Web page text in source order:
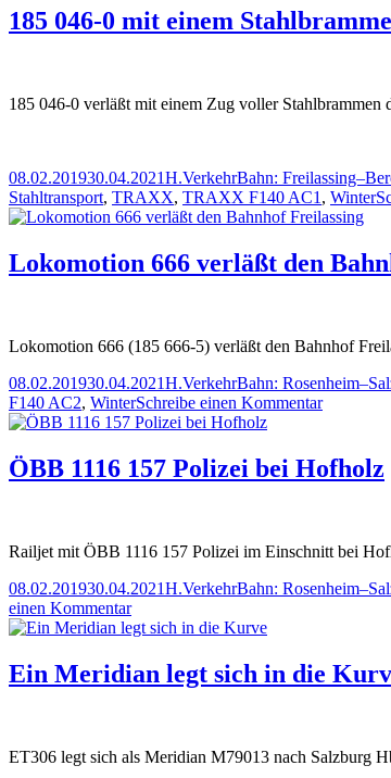
Sonne
schon
…
185 046-0 mit einem
185 046-0 verläßt mit einem Zug voller Stahlbrammen
Veröffentlicht
am
08.02.201930.04.2021Autor
H.Kategorien
VerkehrSchlagwörter
Bahn:
Stahltransport, TRAXX, TRAXX F140 AC1 , Winter
Lokomotion 666 verläßt den
Lokomotion 666 (185 666-5) verläßt den Bahnhof
Veröffentlicht
am
08.02.201930.04.2021Autor
H.Kategorien
VerkehrSchlagwörter
Bahn:
F140 AC2, WinterSchreibe einen Kommentarzu
verläßt
den
ÖBB 1116 157 Polizei bei Hofholz
Railjet mit ÖBB 1116 157 Polizei im Einschnitt bei
Veröffentlicht
am
08.02.201930.04.2021Autor
H.Kategorien
VerkehrSchlagwörter
Bahn:
einen Kommentarzu
ÖBB
157
Polizei
Ein Meridian legt sich in die
ET306 legt sich als Meridian M79013 nach Salzburg